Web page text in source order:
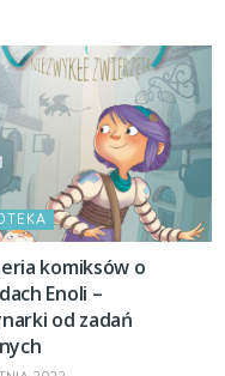
komiksów o
Enoli –
od zadań